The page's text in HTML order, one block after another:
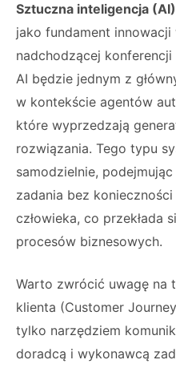
Sztuczna inteligencja (AI)
jako fundament innowacji
nadchodzącej
AI będzie jednym z
w kontekście agentów
które wyprzedzają
rozwiązania. Tego typu
samodzielnie,
zadania bez konieczności
człowieka, co przekłada
procesów biznesowych.
Warto zwrócić uwagę na
klienta (Customer
tylko narzędziem
doradcą i wykonawcą